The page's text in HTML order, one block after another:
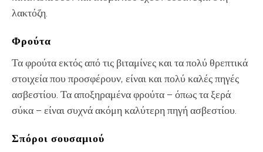
λακτόζη.
Φρούτα
Τα φρούτα εκτός από τις βιταμίνες και τα πολύ θρεπτικά
στοιχεία που προσφέρουν, είναι και πολύ καλές πηγές
ασβεστίου. Τα αποξηραμένα φρούτα – όπως τα ξερά
σύκα – είναι συχνά ακόμη καλύτερη πηγή ασβεστίου.
Σπόροι σουσαμιού